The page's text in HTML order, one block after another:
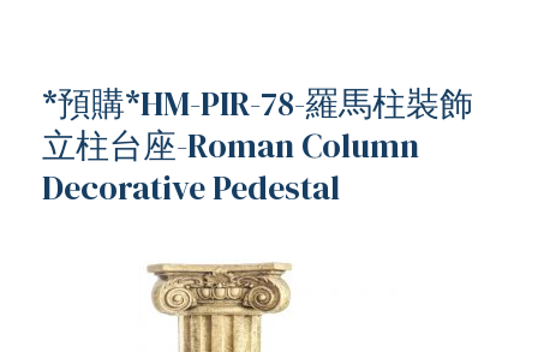
*預購*HM-PIR-78-羅馬柱裝飾
立柱台座-Roman Column
Decorative Pedestal